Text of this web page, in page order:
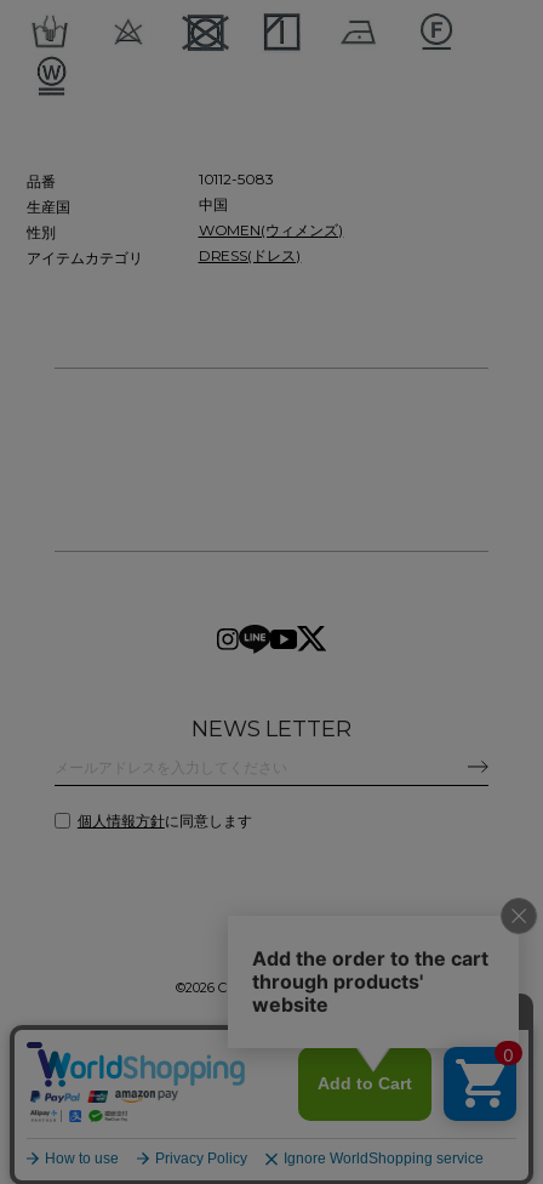
品番
10112-5083
生産国
中国
性別
WOMEN(ウィメンズ)
アイテムカテゴリ
DRESS(ドレス)
NEWS LETTER
個人情報方針に同意します
©2026 CLANE DESIGN CO.,LTD